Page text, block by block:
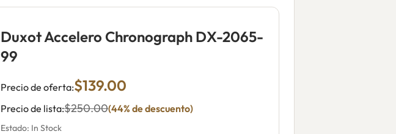
Duxot Accelero Chronograph DX-2065-
99
Precio de oferta:$139.00
Precio de lista:$250.00(44% de descuento)
Estado: In Stock